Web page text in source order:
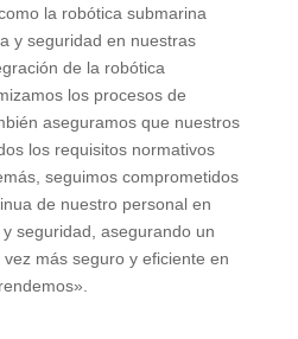
la robótica submarina
y seguridad en nuestras
de la robótica
los procesos de
aseguramos que nuestros
los requisitos normativos
seguimos comprometidos
de nuestro personal en
seguridad, asegurando un
más seguro y eficiente en